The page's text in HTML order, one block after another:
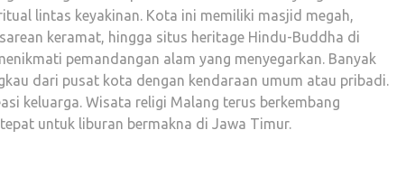
KOTA
lintas keyakinan. Kota ini memiliki masjid megah,
keramat, hingga situs heritage Hindu-Buddha di
pemandangan alam yang menyegarkan. Banyak
dari pusat kota dengan kendaraan umum atau pribadi.
keluarga. Wisata religi Malang terus berkembang
untuk liburan bermakna di Jawa Timur.